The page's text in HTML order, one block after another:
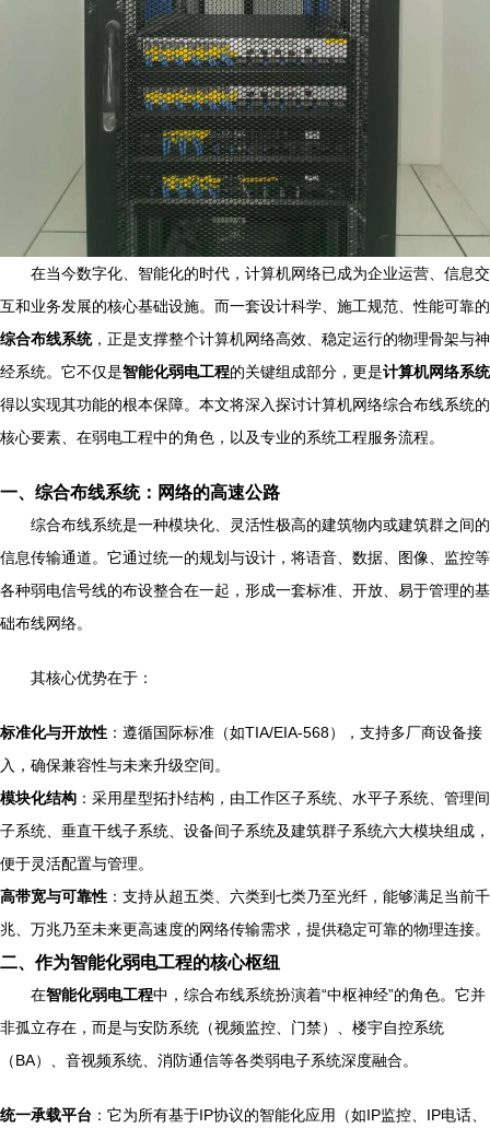
在当今数字化、智能化的时代，计算机网络已成为企业运营、信息交
互和业务发展的核心基础设施。而一套设计科学、施工规范、性能可靠的
综合布线系统，正是支撑整个计算机网络高效、稳定运行的物理骨架与神
经系统。它不仅是智能化弱电工程的关键组成部分，更是计算机网络系统
得以实现其功能的根本保障。本文将深入探讨计算机网络综合布线系统的
核心要素、在弱电工程中的角色，以及专业的系统工程服务流程。
一、综合布线系统：网络的高速公路
综合布线系统是一种模块化、灵活性极高的建筑物内或建筑群之间的
信息传输通道。它通过统一的规划与设计，将语音、数据、图像、监控等
各种弱电信号线的布设整合在一起，形成一套标准、开放、易于管理的基
础布线网络。
其核心优势在于：
标准化与开放性 ：遵循国际标准（如TIA/EIA-568），支持多厂商设备接
入，确保兼容性与未来升级空间。
模块化结构 ：采用星型拓扑结构，由工作区子系统、水平子系统、管理间
子系统、垂直干线子系统、设备间子系统及建筑群子系统六大模块组成，
便于灵活配置与管理。
高带宽与可靠性 ：支持从超五类、六类到七类乃至光纤，能够满足当前千
兆、万兆乃至未来更高速度的网络传输需求，提供稳定可靠的物理连接。
二、作为智能化弱电工程的核心枢纽
在智能化弱电工程中，综合布线系统扮演着“中枢神经”的角色。它并
非孤立存在，而是与安防系统（视频监控、门禁）、楼宇自控系统
（BA）、音视频系统、消防通信等各类弱电子系统深度融合。
统一承载平台 ：它为所有基于IP协议的智能化应用（如IP监控、IP电话、